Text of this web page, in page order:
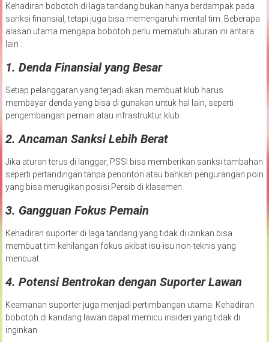
Kehadiran bobotoh di laga tandang bukan hanya berdampak pada
sanksi finansial, tetapi juga bisa memengaruhi mental tim. Beberapa
alasan utama mengapa bobotoh perlu mematuhi aturan ini antara
lain :
1. Denda Finansial yang Besar
Setiap pelanggaran yang terjadi akan membuat klub harus
membayar denda yang bisa di gunakan untuk hal lain, seperti
pengembangan pemain atau infrastruktur klub.
2.Ancaman Sanksi Lebih Berat
Jika aturan terus di langgar, PSSI bisa memberikan sanksi tambahan
seperti pertandingan tanpa penonton atau bahkan pengurangan poin
yang bisa merugikan posisi Persib di klasemen.
3. Gangguan Fokus Pemain
Kehadiran suporter di laga tandang yang tidak di izinkan bisa
membuat tim kehilangan fokus akibat isu-isu non-teknis yang
mencuat.
4. Potensi Bentrokan dengan Suporter Lawan
Keamanan suporter juga menjadi pertimbangan utama. Kehadiran
bobotoh di kandang lawan dapat memicu insiden yang tidak di
inginkan.